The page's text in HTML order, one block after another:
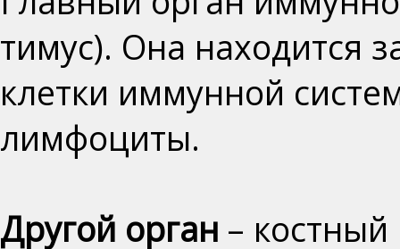
тимус). Она находится
клетки иммунной
лимфоциты.
Другой орган – костный